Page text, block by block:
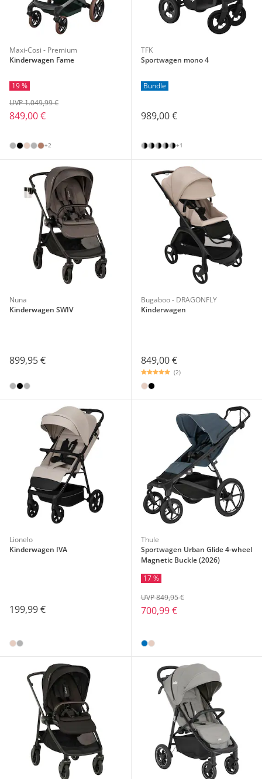
Maxi-Cosi - Premium
Kinderwagen Fame
19 %
849,00 €
UVP 1.049,99 €
+2
TFK
Sportwagen mono 4
Bundle
989,00 €
+1
Nuna
Kinderwagen SWIV
899,95 €
Bugaboo - DRAGONFLY
Kinderwagen
849,00 €
(2)
Lionelo
Kinderwagen IVA
199,99 €
Thule
Sportwagen Urban Glide 4-wheel
Magnetic Buckle (2026)
17 %
700,99 €
UVP 849,95 €